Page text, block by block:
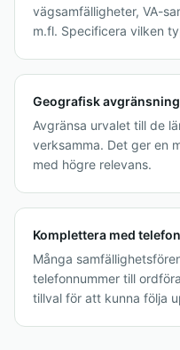
vägsamfälligheter, VA-
m.fl. Specificera vilken
Geografisk avgränsning
Avgränsa urvalet till de
verksamma. Det ger en
med högre relevans.
Komplettera med
Många
telefonnummer till
tillval för att kunna följa